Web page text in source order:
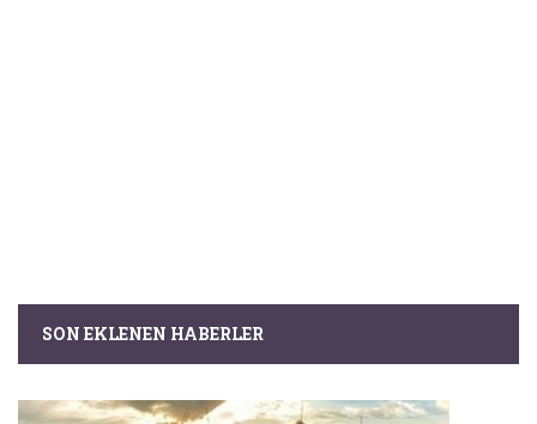
SON EKLENEN HABERLER